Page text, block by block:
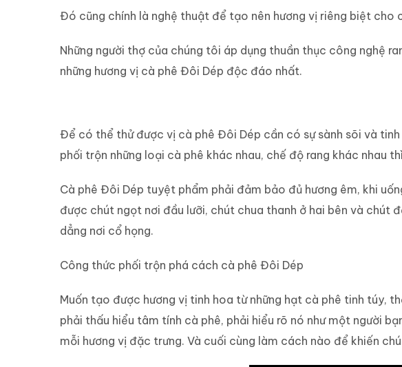
Đó cũng chính là nghệ thuật để tạo nên hương vị riêng biệt
Những người thợ của chúng tôi áp dụng thuần thục công nghệ
những hương vị cà phê Đôi Dép độc đáo nhất.
Để có thể thử được vị cà phê Đôi Dép cần có sự sành sõi và
phối trộn những loại cà phê khác nhau, chế độ rang khác nhau
Cà phê Đôi Dép tuyệt phẩm phải đảm bảo đủ hương êm, khi
được chút ngọt nơi đầu lưỡi, chút chua thanh ở hai bên và chút
dẳng nơi cổ họng.
Công thức phối trộn phá cách cà phê Đôi Dép
Muốn tạo được hương vị tinh hoa từ những hạt cà phê tinh túy,
phải thấu hiểu tâm tính cà phê, phải hiểu rõ nó như một người
mỗi hương vị đặc trưng. Và cuối cùng làm cách nào để khiến